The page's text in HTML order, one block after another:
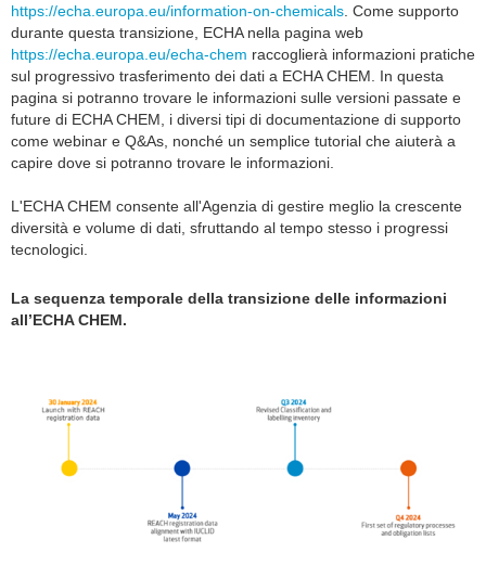
https://echa.europa.eu/information-on-chemicals . Come supporto
durante questa transizione, ECHA nella pagina web
https://echa.europa.eu/echa-chem raccoglierà informazioni pratiche
sul progressivo trasferimento dei dati a ECHA CHEM. In questa
pagina si potranno trovare le informazioni sulle versioni passate e
future di ECHA CHEM, i diversi tipi di documentazione di supporto
come webinar e Q&As, nonché un semplice tutorial che aiuterà a
capire dove si potranno trovare le informazioni.
L'ECHA CHEM consente all'Agenzia di gestire meglio la crescente
diversità e volume di dati, sfruttando al tempo stesso i progressi
tecnologici.
La sequenza temporale della transizione delle informazioni
all’ECHA CHEM.